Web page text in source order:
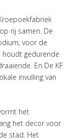
rij samen. De
voor de
gedurende
En De KF
invulling van
het
het decor voor
stad. Het